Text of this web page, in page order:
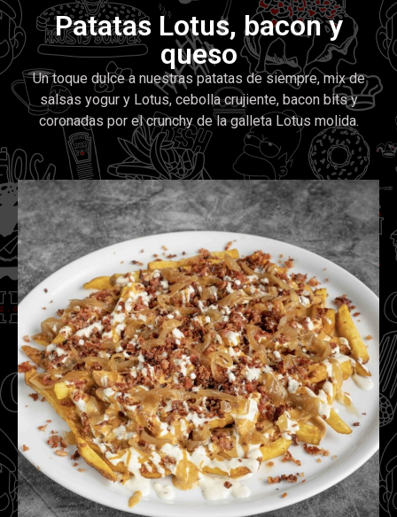
Patatas Lotus, bacon y
queso
Un toque dulce a nuestras patatas de siempre, mix de
salsas yogur y Lotus, cebolla crujiente, bacon bits y
coronadas por el crunchy de la galleta Lotus molida.